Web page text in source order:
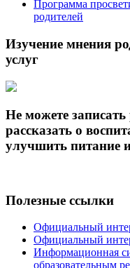
Программа
родителей
Изучение мнения
услуг
Не можете записать
рассказать о
улучшить питание
Полезные ссылки
Официальный
Официальный
Информационная
образовательным